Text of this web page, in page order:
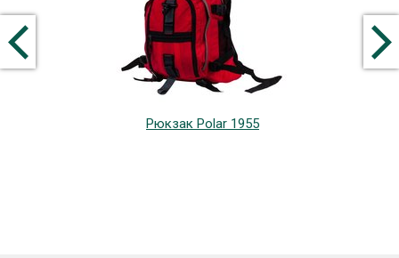
Рюкзак Polar 1955